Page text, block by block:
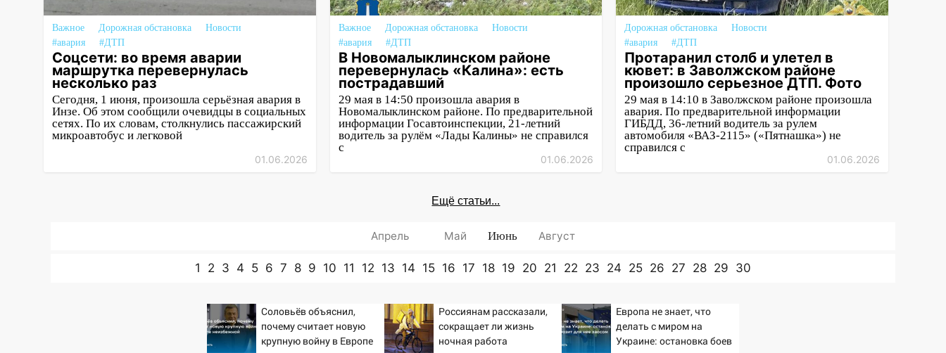
14:40 На проспекте Гая в
Ульяновске запретили
остановку автомобилей на 50-
метровом участке
14:22 В Новом городе 8 августа
пройдет большой фестиваль
«Наше время» с
мотофристайлом и концертом
В Ульяновске за один
день обокрали женщину на
Важное Дорожная обстановка
Новости
#авария
#ДТП
Соцсети: во время аварии
маршрутка перевернулась
несколько раз
Сегодня, 1 июня, произошла серьёзная авария в
Инзе. Об этом сообщили очевидцы в социальных
сетях. По их словам, столкнулись пассажирский
микроавтобус и легковой
01.06.2026
Важное Дорожная обстановка
Новости
#авария
#ДТП
В Новомалыклинском районе
перевернулась «Калина»: есть
пострадавший
29 мая в 14:50 произошла авария в
Новомалыклинском районе. По предварительной
информации Госавтоинспекции, 21-летний
водитель за рулём «Лады Калины» не справился
с
01.06.2026
Дорожная обстановка
Новости
#авария
#ДТП
Протаранил столб и улетел в
кювет: в Заволжском районе
произошло серьезное ДТП. Фото
29 мая в 14:10 в Заволжском районе произошла
авария. По предварительной информации
ГИБДД, 36-летний водитель за рулем
автомобиля «ВАЗ-2115» («Пятнашка») не
справился с
01.06.2026
Ещё статьи...
Апрель Май Июнь Август
1 2 3 4 5 6 7 8 9 10 11 12 13 14 15 16 17 18 19 20 21 22 23 24 25 26 27 28 29 30
Соловьёв объяснил,
почему считает новую
крупную войну в Европе
Россиянам рассказали,
сокращает ли жизнь
ночная работа
Европа не знает, что
делать с миром на
Украине: остановка боев